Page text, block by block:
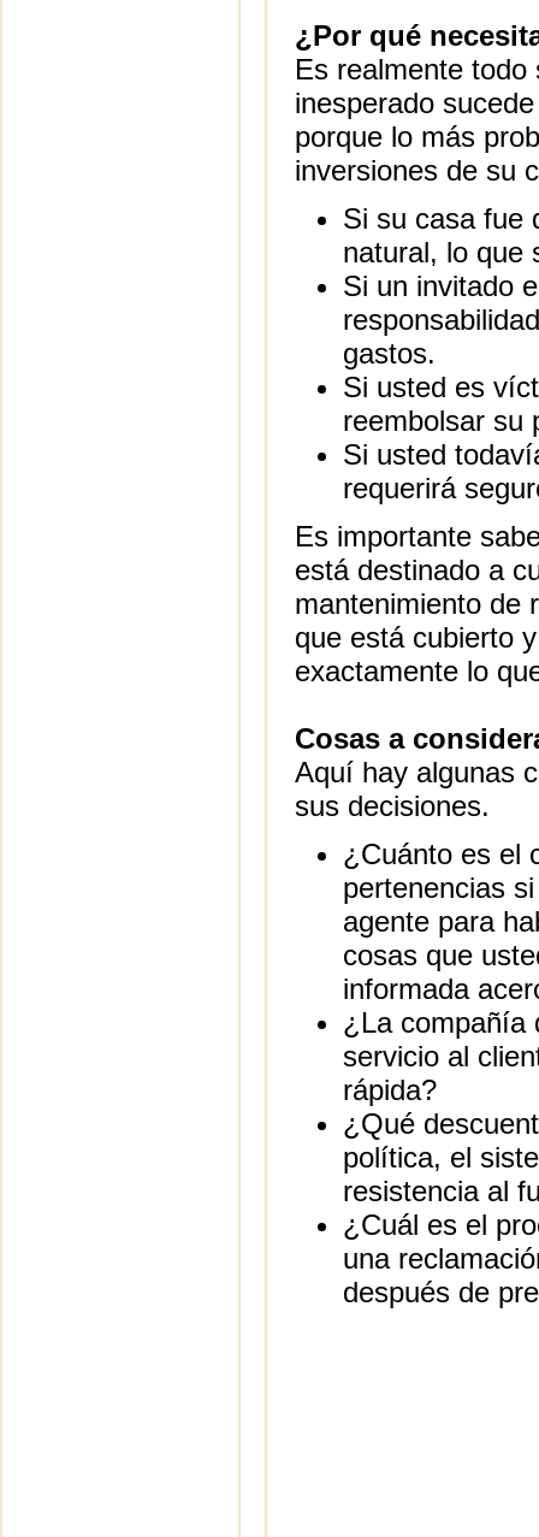
¿Por qué
Es realmente
inesperado
porque lo más
inversiones de su
Si su casa fue
natural, lo que
Si un invitado
gastos.
Si usted es
reembolsar su
Si usted
requerirá
Es importante
está destinado a
mantenimiento de
que está cubierto
exactamente lo
Cosas a
Aquí hay algunas
sus decisiones.
¿Cuánto es el
pertenencias
agente para
cosas que
informada
¿La compañía
servicio al
rápida?
¿Qué
política, el
resistencia al
¿Cuál es el
una
después de